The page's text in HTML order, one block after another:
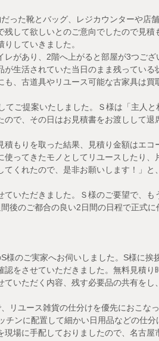
った靴とバッグ、レジカウンターや店
して欲しいとのご意向でしたので見積
していきました。
があり、2階へ上がると部屋が3つござ
生活されていた当日のまま残っている
、古道具やリユース可能な古家具は買
ご提案いたしました。Ｓ様は「主人と
で、その日はお見積書をお渡しして退
もりを取った結果、見積り金額はエコ
ってきたモノとしてリユースしたり、
くれたので、是非お願いします！」と
いただきました。Ｓ様のご要望で、も
後のご都合の良い2日間の日程で正式に
様のご実家へお伺いしました。S様に挨
をさせていただきました。無料見積り
いただく内容、残す必要品の共有をし
リユース雑貨の仕分けを優先におこな
ンに配置して細かい日用品などの仕分
場に手配しておりましたので、名古屋